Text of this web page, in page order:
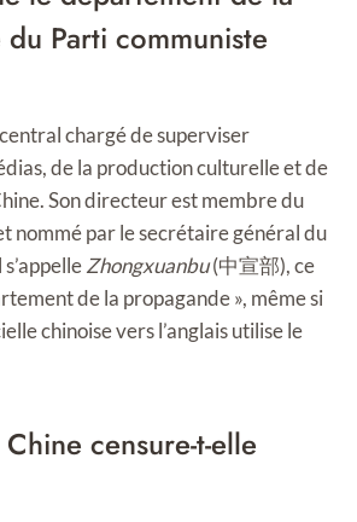
Parti communiste
central chargé de superviser
de la production culturelle et de
Son directeur est membre du
nommé par le secrétaire général du
Zhongxuanbu(中宣部), ce
de la propagande », même si
chinoise vers l’anglais utilise le
censure-t-elle